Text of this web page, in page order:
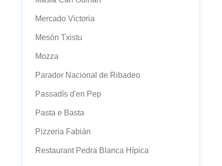
Mercado Victoria
Mesón Txistu
Mozza
Parador Nacional de Ribadeo
Passadís d'en Pep
Pasta e Basta
Pizzeria Fabián
Restaurant Pedra Blanca Hípica